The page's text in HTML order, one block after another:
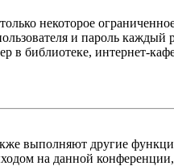
некоторое
и пароль
в библиотеке, интернет-
выполняют другие
на данной